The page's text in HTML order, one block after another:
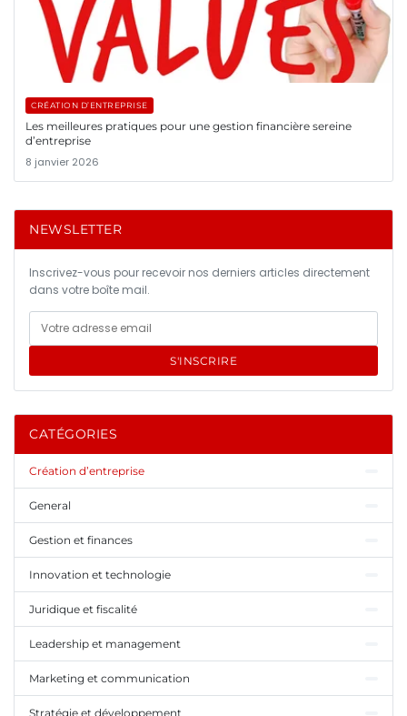
CRÉATION D’ENTREPRISE
Les meilleures pratiques pour une gestion financière sereine
d’entreprise
8 janvier 2026
NEWSLETTER
Inscrivez-vous pour recevoir nos derniers articles directement
dans votre boîte mail.
S'INSCRIRE
CATÉGORIES
Création d’entreprise
General
Gestion et finances
Innovation et technologie
Juridique et fiscalité
Leadership et management
Marketing et communication
Stratégie et développement